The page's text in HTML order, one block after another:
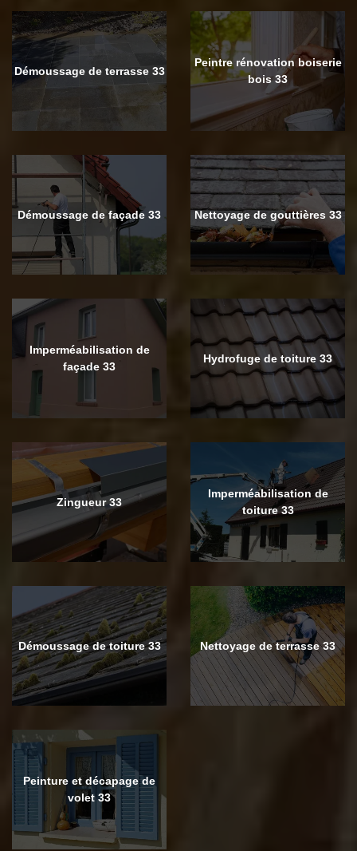
Démoussage de terrasse 33
Peintre rénovation boiserie
bois 33
Démoussage de façade 33 Nettoyage de gouttières 33
Imperméabilisation de
façade 33
Hydrofuge de toiture 33
Zingueur 33
Imperméabilisation de
toiture 33
Démoussage de toiture 33 Nettoyage de terrasse 33
Peinture et décapage de
volet 33